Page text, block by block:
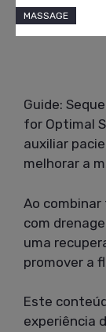
MASSAGE
Guide:
for Optimal
auxiliar
melhorar a
Ao
com
uma
promover a
Este
experiência